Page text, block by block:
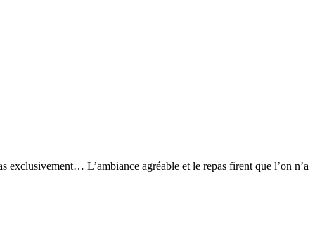
exclusivement… L’ambiance agréable et le repas firent que l’on n’a